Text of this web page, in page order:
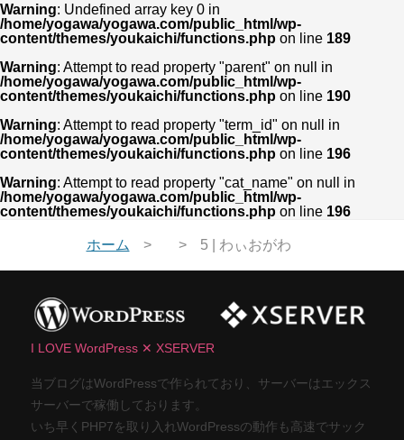
Warning: Undefined array key 0 in
/home/yogawa/yogawa.com/public_html/wp-
content/themes/youkaichi/functions.php on line 189
Warning: Attempt to read property "parent" on null in
/home/yogawa/yogawa.com/public_html/wp-
content/themes/youkaichi/functions.php on line 190
Warning: Attempt to read property "term_id" on null in
/home/yogawa/yogawa.com/public_html/wp-
content/themes/youkaichi/functions.php on line 196
Warning: Attempt to read property "cat_name" on null in
/home/yogawa/yogawa.com/public_html/wp-
content/themes/youkaichi/functions.php on line 196
ホーム 5 | わぃおがわ
I LOVE WordPress ✕ XSERVER
当ブログはWordPressで作られており、サーバーはエックス
サーバーで稼働しております。
いち早くPHP7を取り入れWordPressの動作も高速でサック